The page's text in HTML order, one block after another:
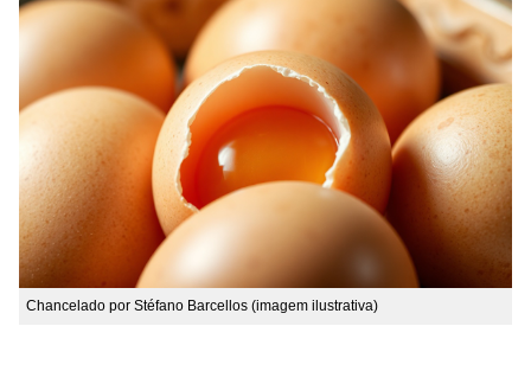
Chancelado por Stéfano Barcellos (imagem ilustrativa)